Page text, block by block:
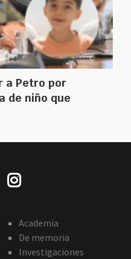
a Petro por
de niño que
Academia
De memoria
Investigaciones